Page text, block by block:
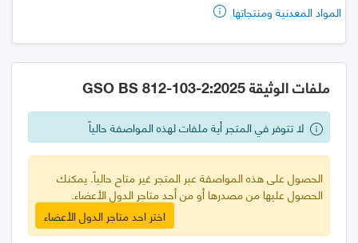
المواد المعدنية ومنتجاتها
ملفات الوثيقة GSO BS 812-103-2:2025
لا تتوفر في المتجر أية ملفات لهذه المواصفة حالياً
الحصول على هذه المواصفة عبر المتجر غير متاح حالياً. يمكنك
الحصول عليها من مصدرها أو من أحد متاجر الدول الأعضاء.
اختر احد متاجر الدول الأعضاء